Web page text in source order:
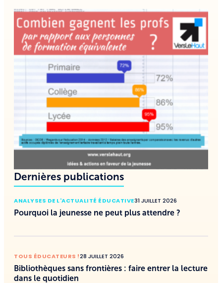
Dernières publications
ANALYSES DE L'ACTUALITÉ ÉDUCATIVE31 JUILLET 2026
Pourquoi la jeunesse ne peut plus attendre ?
TOUS ÉDUCATEURS !28 JUILLET 2026
Bibliothèques sans frontières : faire entrer la lecture
dans le quotidien